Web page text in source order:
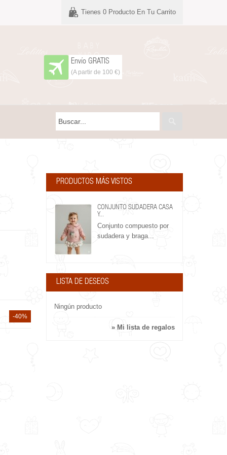
Tienes 0 Producto En Tu Carrito
Envío GRATIS
(A partir de 100 €)
-40%
PRODUCTOS MÁS VISTOS
CONJUNTO SUDADERA CASA
Y...
Conjunto compuesto por
sudadera y braga...
LISTA DE DESEOS
Ningún producto
» Mi lista de regalos